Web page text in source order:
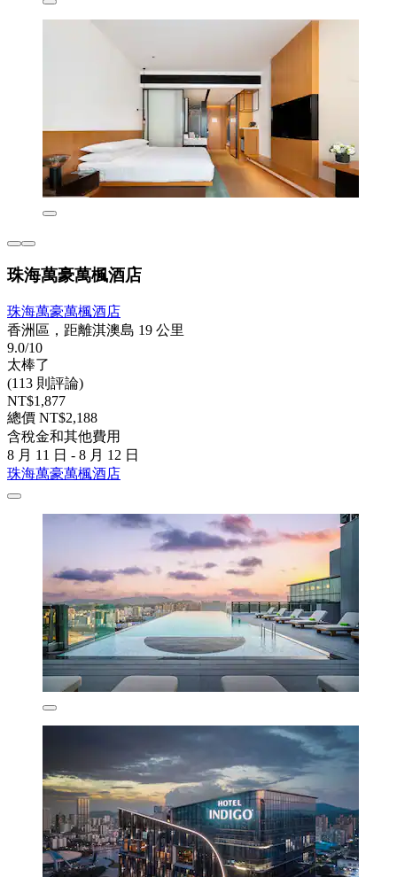
珠海萬豪萬楓酒店
珠海萬豪萬楓酒店
香洲區，距離淇澳島 19 公里
9.0/10
太棒了
(113 則評論)
NT$1,877
總價 NT$2,188
含稅金和其他費用
8 月 11 日 - 8 月 12 日
珠海萬豪萬楓酒店